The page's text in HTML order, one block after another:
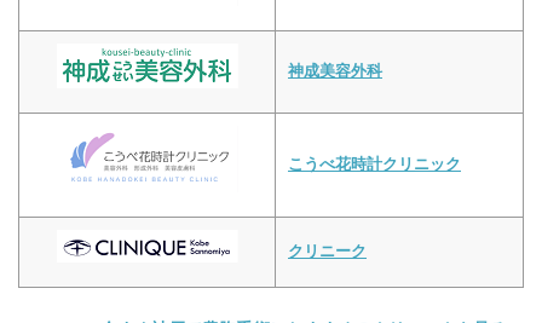
神成美容外科
こうべ花時計クリニック
クリニーク